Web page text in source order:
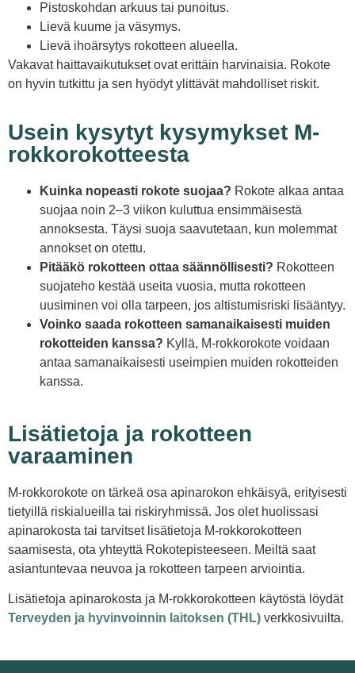
Pistoskohdan arkuus tai punoitus.
Lievä kuume ja väsymys.
Lievä ihoärsytys rokotteen alueella.
Vakavat haittavaikutukset ovat erittäin harvinaisia. Rokote
on hyvin tutkittu ja sen hyödyt ylittävät mahdolliset riskit.
Usein kysytyt kysymykset M-
rokkorokotteesta
Kuinka nopeasti rokote suojaa? Rokote alkaa antaa
suojaa noin 2–3 viikon kuluttua ensimmäisestä
annoksesta. Täysi suoja saavutetaan, kun molemmat
annokset on otettu.
Pitääkö rokotteen ottaa säännöllisesti? Rokotteen
suojateho kestää useita vuosia, mutta rokotteen
uusiminen voi olla tarpeen, jos altistumisriski lisääntyy.
Voinko saada rokotteen samanaikaisesti muiden
rokotteiden kanssa? Kyllä, M-rokkorokote voidaan
antaa samanaikaisesti useimpien muiden rokotteiden
kanssa.
Lisätietoja ja rokotteen
varaaminen
M-rokkorokote on tärkeä osa apinarokon ehkäisyä, erityisesti
tietyillä riskialueilla tai riskiryhmissä. Jos olet huolissasi
apinarokosta tai tarvitset lisätietoja M-rokkorokotteen
saamisesta, ota yhteyttä Rokotepisteeseen. Meiltä saat
asiantuntevaa neuvoa ja rokotteen tarpeen arviointia.
Lisätietoja apinarokosta ja M-rokkorokotteen käytöstä löydät
Terveyden ja hyvinvoinnin laitoksen (THL) verkkosivuilta.